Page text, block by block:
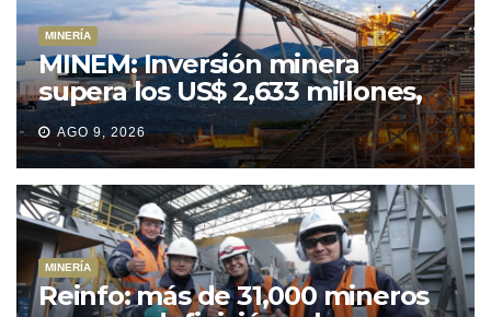
MINERÍA
MINEM: Inversión minera
supera los US$ 2,633 millones,
consolidando el dinamismo del
sector
AGO 9, 2026
MINERÍA
Reinfo: más de 31,000 mineros